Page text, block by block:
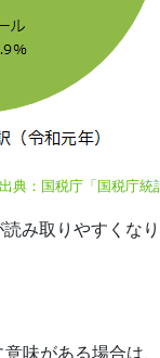
出典：国税庁「国税庁統
み取りやすくなり
味がある場合は